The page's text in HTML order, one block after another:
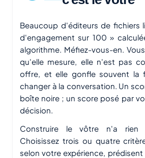
Beaucoup d'éditeurs de fichiers
d'engagement sur 100 »
algorithme. Méfiez-vous-en.
qu'elle mesure, elle n'est pas
offre, et elle gonfle souvent la
changer à la conversation. Un
boîte noire ; un score posé par
décision.
Construire le vôtre n'a rien
Choisissez trois ou quatre
selon votre expérience,